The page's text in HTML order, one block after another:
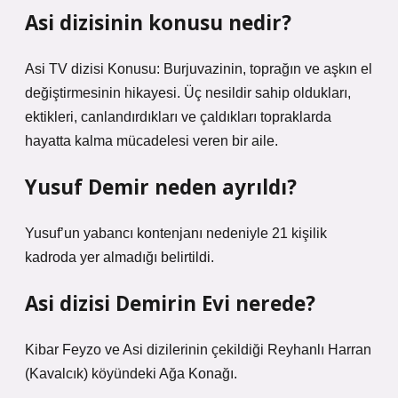
Asi dizisinin konusu nedir?
Asi TV dizisi Konusu: Burjuvazinin, toprağın ve aşkın el
değiştirmesinin hikayesi. Üç nesildir sahip oldukları,
ektikleri, canlandırdıkları ve çaldıkları topraklarda
hayatta kalma mücadelesi veren bir aile.
Yusuf Demir neden ayrıldı?
Yusuf’un yabancı kontenjanı nedeniyle 21 kişilik
kadroda yer almadığı belirtildi.
Asi dizisi Demirin Evi nerede?
Kibar Feyzo ve Asi dizilerinin çekildiği Reyhanlı Harran
(Kavalcık) köyündeki Ağa Konağı.